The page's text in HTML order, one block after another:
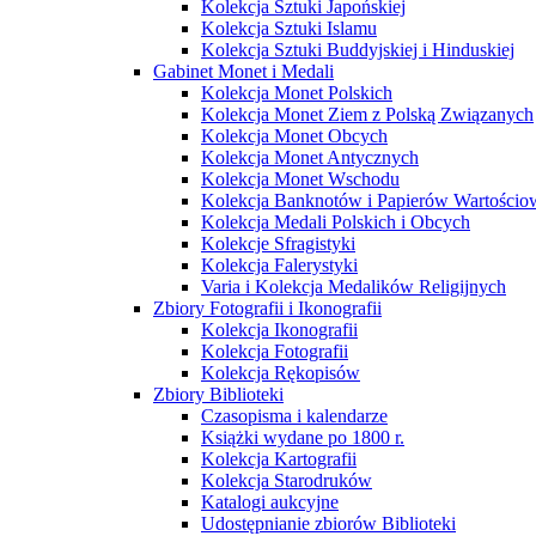
Kolekcja Sztuki Japońskiej
Kolekcja Sztuki Islamu
Kolekcja Sztuki Buddyjskiej i Hinduskiej
Gabinet Monet i Medali
Kolekcja Monet Polskich
Kolekcja Monet Ziem z Polską Związanych
Kolekcja Monet Obcych
Kolekcja Monet Antycznych
Kolekcja Monet Wschodu
Kolekcja Banknotów i Papierów
Kolekcja Medali Polskich i Obcych
Kolekcje Sfragistyki
Kolekcja Falerystyki
Varia i Kolekcja Medalików Religijnych
Zbiory Fotografii i Ikonografii
Kolekcja Ikonografii
Kolekcja Fotografii
Kolekcja Rękopisów
Zbiory Biblioteki
Czasopisma i kalendarze
Książki wydane po 1800 r.
Kolekcja Kartografii
Kolekcja Starodruków
Katalogi aukcyjne
Udostępnianie zbiorów Biblioteki